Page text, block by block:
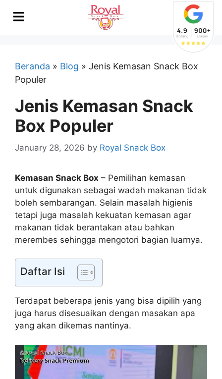
Beranda » Blog » Jenis Kemasan Snack Box
Populer
Jenis Kemasan Snack
Box Populer
January 28, 2026 by Royal Snack Box
Kemasan Snack Box – Pemilihan kemasan
untuk digunakan sebagai wadah makanan tidak
boleh sembarangan. Selain masalah higienis
tetapi juga masalah kekuatan kemasan agar
makanan tidak berantakan atau bahkan
merembes sehingga mengotori bagian luarnya.
Daftar Isi
Terdapat beberapa jenis yang bisa dipilih yang
juga harus disesuaikan dengan masakan apa
yang akan dikemas nantinya.